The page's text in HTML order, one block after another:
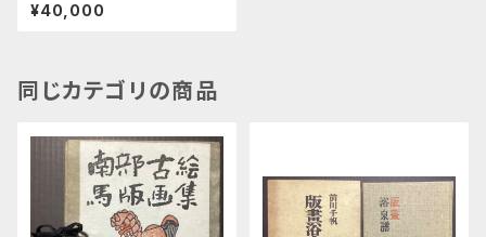
¥40,000
同じカテゴリの商品